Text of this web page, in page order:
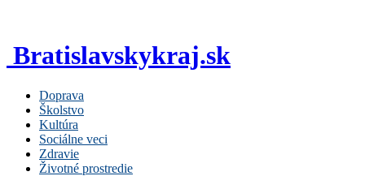
Bratislavskykraj.sk
Doprava
Školstvo
Kultúra
Sociálne veci
Zdravie
Životné prostredie